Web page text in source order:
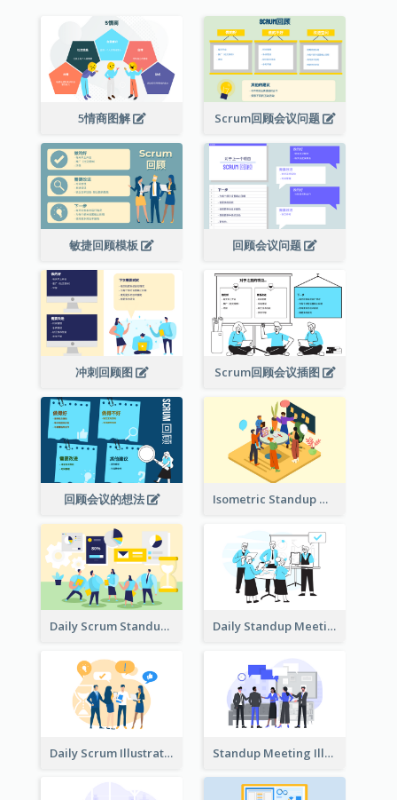
5情商图解 Scrum回顾会议问题
敏捷回顾模板 回顾会议问题
冲刺回顾图 Scrum回顾会议插图
回顾会议的想法 Isometric Standup Meeting Illustration
Daily Scrum Standup Meeting Illustration Daily Standup Meeting Illustration
Daily Scrum Illustration Standup Meeting Illustration